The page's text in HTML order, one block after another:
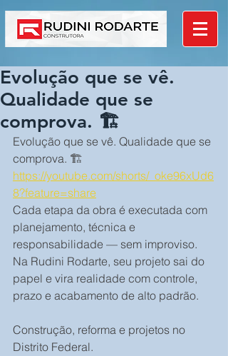
Evolução que se vê.
Qualidade que se
comprova. 🏗️
Evolução que se vê. Qualidade que se
comprova. 🏗️
https://youtube.com/shorts/_oke96xUd6
8?feature=share
Cada etapa da obra é executada com
planejamento, técnica e
responsabilidade — sem improviso.
Na Rudini Rodarte, seu projeto sai do
papel e vira realidade com controle,
prazo e acabamento de alto padrão.
Construção, reforma e projetos no
Distrito Federal.